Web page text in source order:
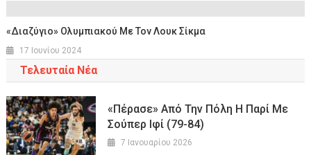
«Διαζύγιο» Ολυμπιακού Με Τον Λουκ Σίκμα
17 Ιουνίου 2024
Τελευταία Νέα
«Πέρασε» Από Την Πόλη Η Παρί Με
Σούπερ Ιφί (79-84)
7 Ιανουαρίου 2026